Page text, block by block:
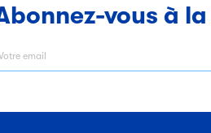
vous à